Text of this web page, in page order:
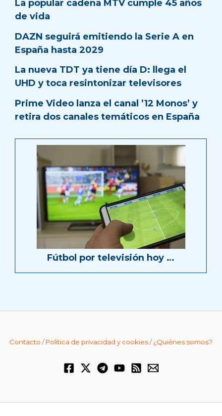
La popular cadena MTV cumple 45 años
de vida
DAZN seguirá emitiendo la Serie A en
España hasta 2029
La nueva TDT ya tiene día D: llega el
UHD y toca resintonizar televisores
Prime Video lanza el canal ’12 Monos’ y
retira dos canales temáticos en España
Fútbol por televisión hoy …
Contacto /Política de privacidad y cookies/¿Quiénes somos?